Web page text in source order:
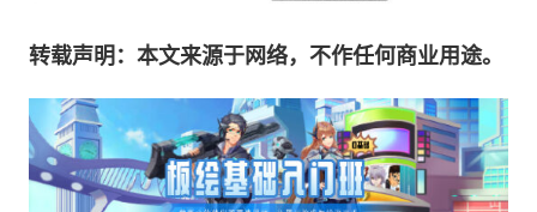
转载声明：本文来源于网络，不作任何商业用途。